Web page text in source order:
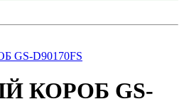
D90170FS
КОРОБ GS-